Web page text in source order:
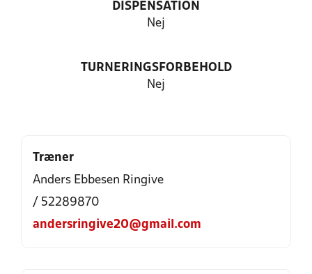
DISPENSATION
Nej
TURNERINGSFORBEHOLD
Nej
Træner
Anders Ebbesen Ringive
/ 52289870
andersringive20@gmail.com